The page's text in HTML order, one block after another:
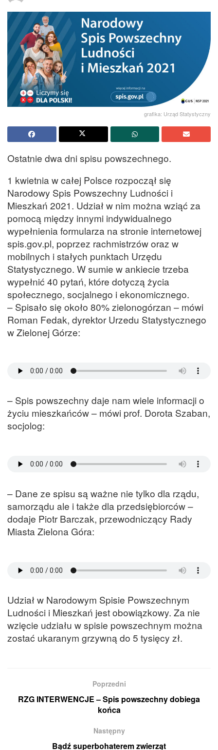
grafika: Urząd Statystyczny
Ostatnie dwa dni spisu powszechnego.
1 kwietnia w całej Polsce rozpoczął się
Narodowy Spis Powszechny Ludności i
Mieszkań 2021. Udział w nim można wziąć za
pomocą między innymi indywidualnego
wypełnienia formularza na stronie internetowej
spis.gov.pl, poprzez rachmistrzów oraz w
mobilnych i stałych punktach Urzędu
Statystycznego. W sumie w ankiecie trzeba
wypełnić 40 pytań, które dotyczą życia
społecznego, socjalnego i ekonomicznego.
– Spisało się około 80% zielonogórzan – mówi
Roman Fedak, dyrektor Urzedu Statystycznego
w Zielonej Górze:
– Spis powszechny daje nam wiele informacji o
życiu mieszkańców – mówi prof. Dorota Szaban,
socjolog:
– Dane ze spisu są ważne nie tylko dla rządu,
samorządu ale i także dla przedsiębiorców –
dodaje Piotr Barczak, przewodniczący Rady
Miasta Zielona Góra:
Udział w Narodowym Spisie Powszechnym
Ludności i Mieszkań jest obowiązkowy. Za nie
wzięcie udziału w spisie powszechnym można
zostać ukaranym grzywną do 5 tysięcy zł.
Poprzedni
RZG INTERWENCJE – Spis powszechny dobiega
końca
Następny
Bądź superbohaterem zwierząt